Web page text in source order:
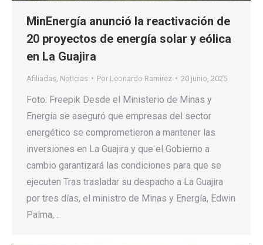
MinEnergía anunció la reactivación de
20 proyectos de energía solar y eólica
en La Guajira
Afiliadas Noticias Por Leonardo Ramirez 20 junio, 2025
Foto: Freepik Desde el Ministerio de Minas y
Energía se aseguró que empresas del sector
energético se comprometieron a mantener las
inversiones en La Guajira y que el Gobierno a
cambio garantizará las condiciones para que se
ejecuten Tras trasladar su despacho a La Guajira
por tres días, el ministro de Minas y Energía, Edwin
Palma,…